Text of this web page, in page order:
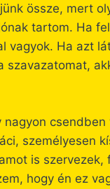
össze, mert
tartom. Ha
vagyok. Ha azt
személyesen
is
hogy én ez